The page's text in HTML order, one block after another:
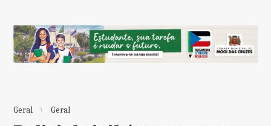
Geral Geral